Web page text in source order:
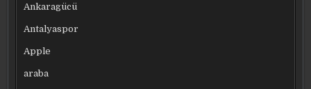
Ankaragücü
Antalyaspor
Apple
araba